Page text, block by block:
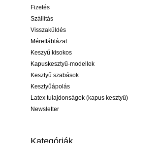
Fizetés
Szállítás
Visszaküldés
Mérettáblázat
Keszyű kisokos
Kapuskesztyű-modellek
Kesztyű szabások
Kesztyűápolás
Latex tulajdonságok (kapus kesztyű)
Newsletter
Kategóriák